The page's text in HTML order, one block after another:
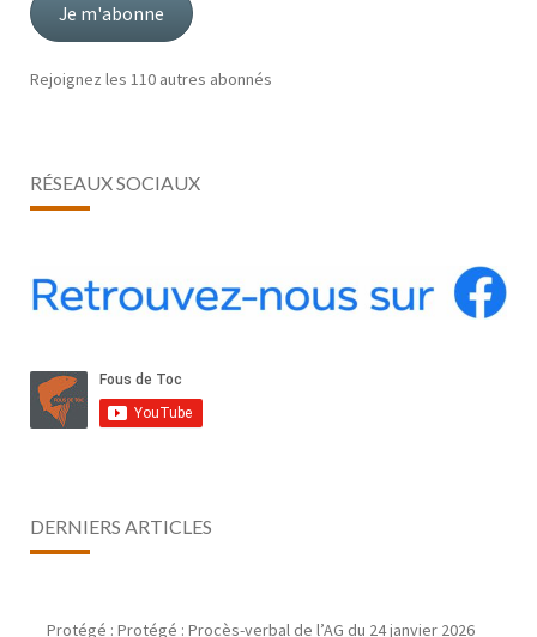
Je m'abonne
Rejoignez les 110 autres abonnés
RÉSEAUX SOCIAUX
DERNIERS ARTICLES
Protégé : Protégé : Procès-verbal de l’AG du 24 janvier 2026